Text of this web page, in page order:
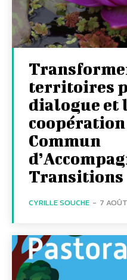
territoires
dialogue et
coopération
Commun
Transitions
CYRILLE SOUCHE - 7